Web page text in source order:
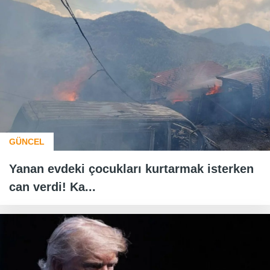
GÜNCEL
Yanan evdeki çocukları kurtarmak isterken
can verdi! Ka...